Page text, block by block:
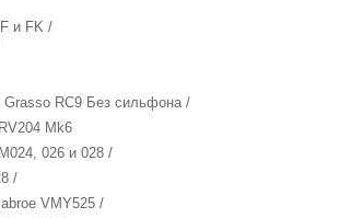
и FK /
RC9 Без сильфона /
Mk6
026 и 028 /
/
VMY525 /